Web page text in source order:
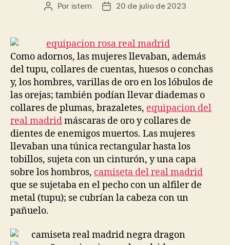
Autor
entrada
Por istern
Fecha
entrada
20 de julio de 2023
Como adornos, las mujeres llevaban, además
del tupu, collares de cuentas, huesos o conchas
y, los hombres, varillas de oro en los lóbulos de
las orejas; también podían llevar diademas o
collares de plumas, brazaletes, equipacion del
real madridmáscaras de oro y collares de
dientes de enemigos muertos. Las mujeres
llevaban una túnica rectangular hasta los
tobillos, sujeta con un cinturón, y una capa
sobre los hombros, camiseta del real madrid
que se sujetaba en el pecho con un alfiler de
metal (tupu); se cubrían la cabeza con un
pañuelo.